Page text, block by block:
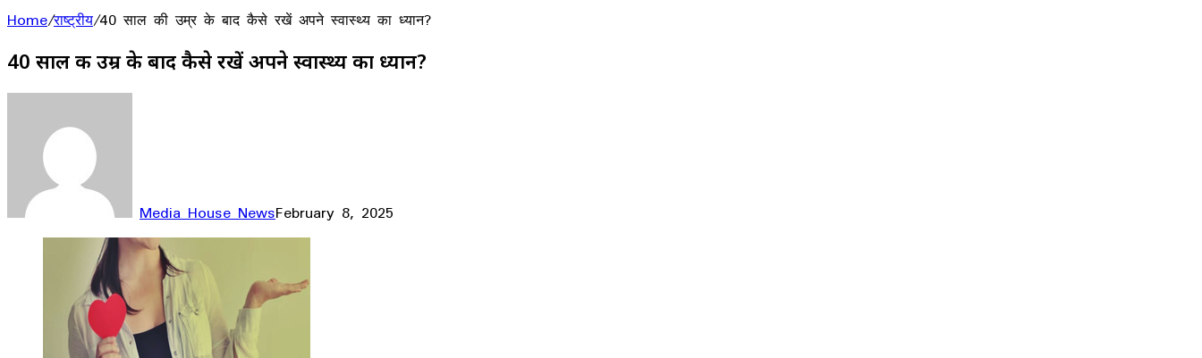
Home/राष्ट्रीय/40 साल की उम्र के बाद कैसे रखें अपने स्वास्थ्य का ध्यान?
40 साल की उम्र के बाद कैसे रखें अपने स्वास्थ्य का ध्यान?
Media House NewsFebruary 8, 2025
Facebook
LinkedIn
WhatsApp
Telegram